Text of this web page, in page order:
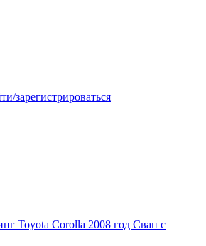
зарегистрироваться
Toyota Corolla 2008 год Свап с